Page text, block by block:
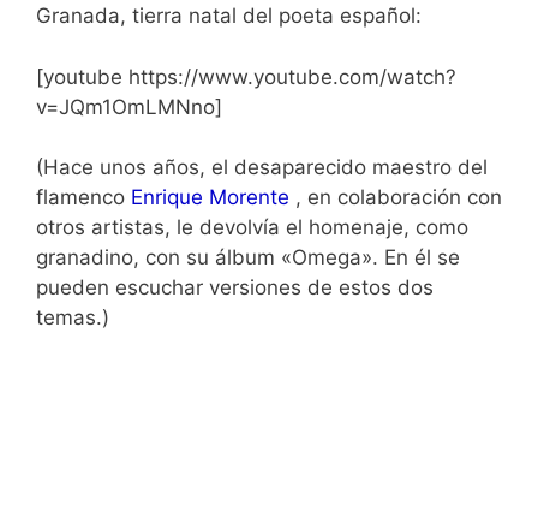
Granada, tierra natal del poeta español:
[youtube https://www.youtube.com/watch?
v=JQm1OmLMNno]
(Hace unos años, el desaparecido maestro del
flamenco Enrique Morente , en colaboración con
otros artistas, le devolvía el homenaje, como
granadino, con su álbum «Omega». En él se
pueden escuchar versiones de estos dos
temas.)